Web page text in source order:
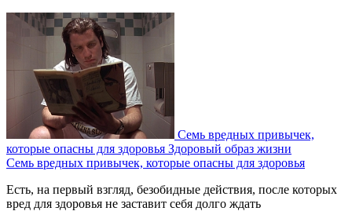
Семь вредных привычек,
которые опасны для здоровья Здоровый образ жизни
Семь вредных привычек, которые опасны для здоровья
Есть, на первый взгляд, безобидные действия, после которых
вред для здоровья не заставит себя долго ждать